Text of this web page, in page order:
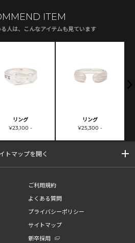
ITEM
人は、こんなアイテムも見ています
リング
¥23,100 -
リング
¥25,300 -
トマップを開く
ご利用規約
よくある質問
プライバシーポリシー
サイトマップ
新卒採用